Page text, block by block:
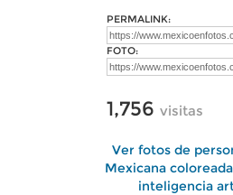
PERMALINK:
FOTO:
1,756 visitas
Ver fotos de
Mexicana
inteligencia